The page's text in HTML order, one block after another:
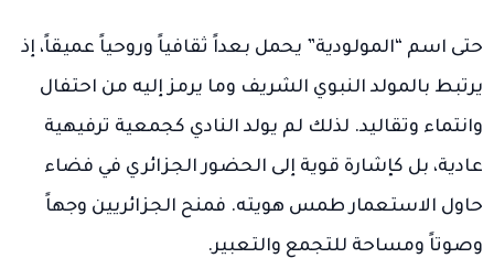
حتى اسم “المولودية” يحمل بعداً ثقافياً وروحياً عميقاً، إذ
يرتبط بالمولد النبوي الشريف وما يرمز إليه من احتفال
وانتماء وتقاليد. لذلك لم يولد النادي كجمعية ترفيهية
عادية، بل كإشارة قوية إلى الحضور الجزائري في فضاء
حاول الاستعمار طمس هويته. فمنح الجزائريين وجهاً
وصوتاً ومساحة للتجمع والتعبير.